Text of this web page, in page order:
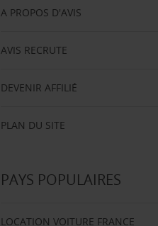
A PROPOS D'AVIS
AVIS RECRUTE
DEVENIR AFFILIÉ
PLAN DU SITE
PAYS POPULAIRES
LOCATION VOITURE FRANCE